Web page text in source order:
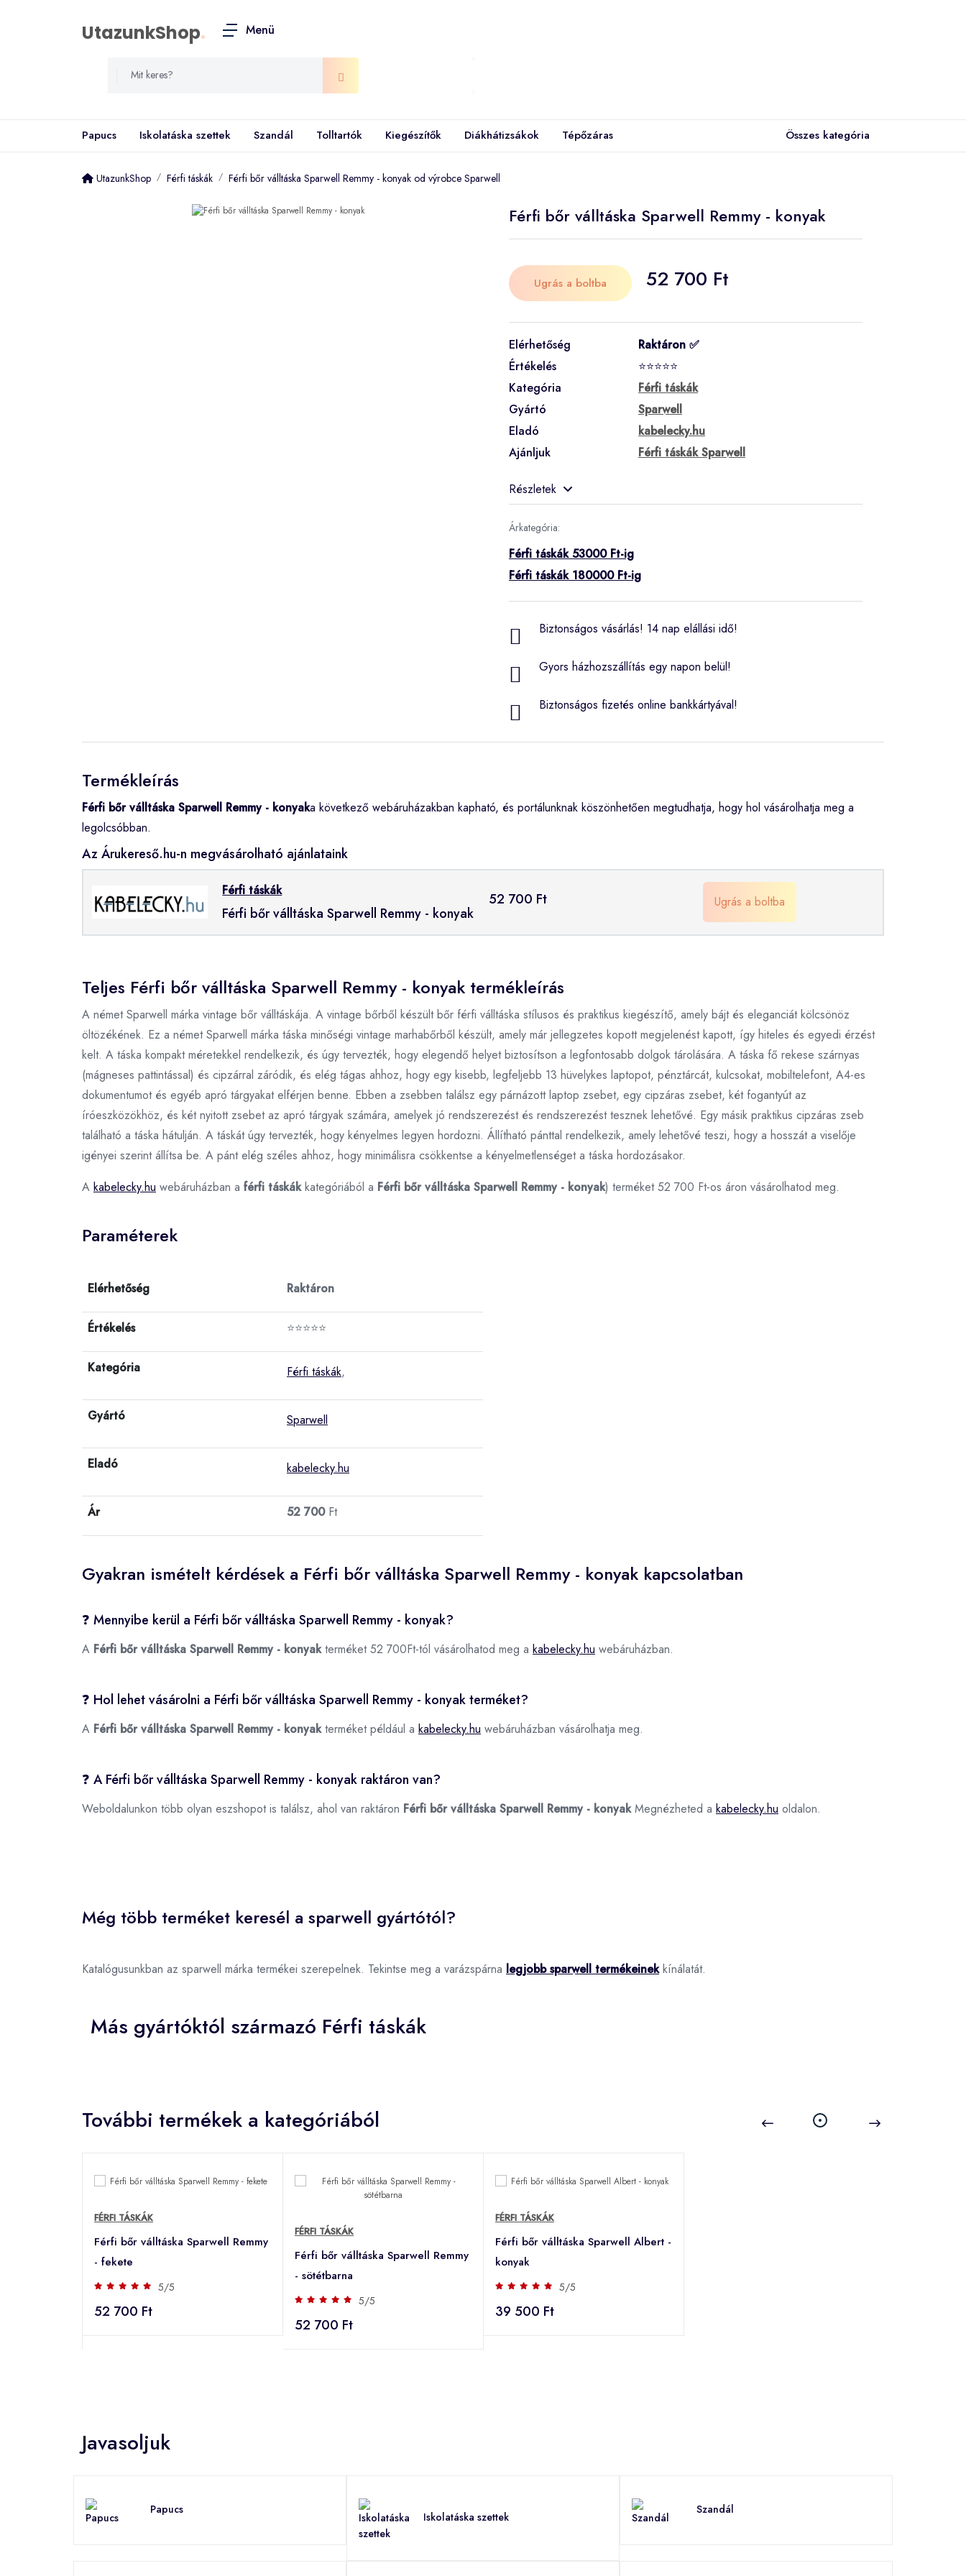
UtazunkShop. Menü
Papucs Iskolatáska szettek Szandál Tolltartók Kiegészítők Diákhátizsákok Tépőzáras Összes kategória
UtazunkShop Férfi táskák Férfi bőr válltáska Sparwell Remmy - konyak od výrobce Sparwell
Férfi bőr válltáska Sparwell Remmy - konyak
Ugrás a boltba 52 700 Ft
Elérhetőség
Raktáron ✅
Értékelés
⭐⭐⭐⭐⭐
Kategória
Férfi táskák
Gyártó
Sparwell
Eladó
kabelecky.hu
Ajánljuk
Férfi táskák Sparwell
Részletek
Árkategória:
Férfi táskák 53000 Ft-ig
Férfi táskák 180000 Ft-ig
Biztonságos vásárlás! 14 nap elállási idő!
Gyors házhozszállítás egy napon belül!
Biztonságos fizetés online bankkártyával!
Termékleírás
Férfi bőr válltáska Sparwell Remmy - konyaka következő webáruházakban kapható, és portálunknak köszönhetően megtudhatja, hogy hol vásárolhatja meg a
legolcsóbban.
Az Árukereső.hu-n megvásárolható ajánlataink
Férfi táskák
Férfi bőr válltáska Sparwell Remmy - konyak
52 700 Ft Ugrás a boltba
Teljes Férfi bőr válltáska Sparwell Remmy - konyak termékleírás
A német Sparwell márka vintage bőr válltáskája. A vintage bőrből készült bőr férfi válltáska stílusos és praktikus kiegészítő, amely bájt és eleganciát kölcsönöz
öltözékének. Ez a német Sparwell márka táska minőségi vintage marhabőrből készült, amely már jellegzetes kopott megjelenést kapott, így hiteles és egyedi érzést
kelt. A táska kompakt méretekkel rendelkezik, és úgy tervezték, hogy elegendő helyet biztosítson a legfontosabb dolgok tárolására. A táska fő rekese szárnyas
(mágneses pattintással) és cipzárral záródik, és elég tágas ahhoz, hogy egy kisebb, legfeljebb 13 hüvelykes laptopot, pénztárcát, kulcsokat, mobiltelefont, A4-es
dokumentumot és egyéb apró tárgyakat elférjen benne. Ebben a zsebben találsz egy párnázott laptop zsebet, egy cipzáras zsebet, két fogantyút az
íróeszközökhöz, és két nyitott zsebet az apró tárgyak számára, amelyek jó rendszerezést és rendszerezést tesznek lehetővé. Egy másik praktikus cipzáras zseb
található a táska hátulján. A táskát úgy tervezték, hogy kényelmes legyen hordozni. Állítható pánttal rendelkezik, amely lehetővé teszi, hogy a hosszát a viselője
igényei szerint állítsa be. A pánt elég széles ahhoz, hogy minimálisra csökkentse a kényelmetlenséget a táska hordozásakor.
A kabelecky.hu webáruházban a férfi táskákkategóriából a Férfi bőr válltáska Sparwell Remmy - konyak) terméket 52 700 Ft-os áron vásárolhatod meg.
Paraméterek
Elérhetőség Raktáron
Értékelés ⭐⭐⭐⭐⭐
Kategória Férfi táskák,
Gyártó Sparwell
Eladó kabelecky.hu
Ár 52 700Ft
Gyakran ismételt kérdések a Férfi bőr válltáska Sparwell Remmy - konyak kapcsolatban
❓ Mennyibe kerül a Férfi bőr válltáska Sparwell Remmy - konyak?
A Férfi bőr válltáska Sparwell Remmy - konyakterméket 52 700Ft-tól vásárolhatod meg a kabelecky.hu webáruházban.
❓ Hol lehet vásárolni a Férfi bőr válltáska Sparwell Remmy - konyak terméket?
A Férfi bőr válltáska Sparwell Remmy - konyakterméket például a kabelecky.hu webáruházban vásárolhatja meg.
❓ A Férfi bőr válltáska Sparwell Remmy - konyak raktáron van?
Weboldalunkon több olyan eszshopot is találsz, ahol van raktáron Férfi bőr válltáska Sparwell Remmy - konyakMegnézheted a kabelecky.hu oldalon.
Még több terméket keresél a sparwell gyártótól?
Katalógusunkban az sparwell márka termékei szerepelnek. Tekintse meg a varázspárna legjobb sparwell termékeinekkínálatát.
Más gyártóktól származó Férfi táskák
További termékek a kategóriából
FÉRFI TÁSKÁK
Férfi bőr válltáska Sparwell Remmy
- fekete
5/5
52 700 Ft
FÉRFI TÁSKÁK
Férfi bőr válltáska Sparwell Remmy
- sötétbarna
5/5
52 700 Ft
FÉRFI TÁSKÁK
Férfi bőr válltáska Sparwell Albert -
konyak
5/5
39 500 Ft
Javasoljuk
Papucs
Iskolatáska szettek
Szandál